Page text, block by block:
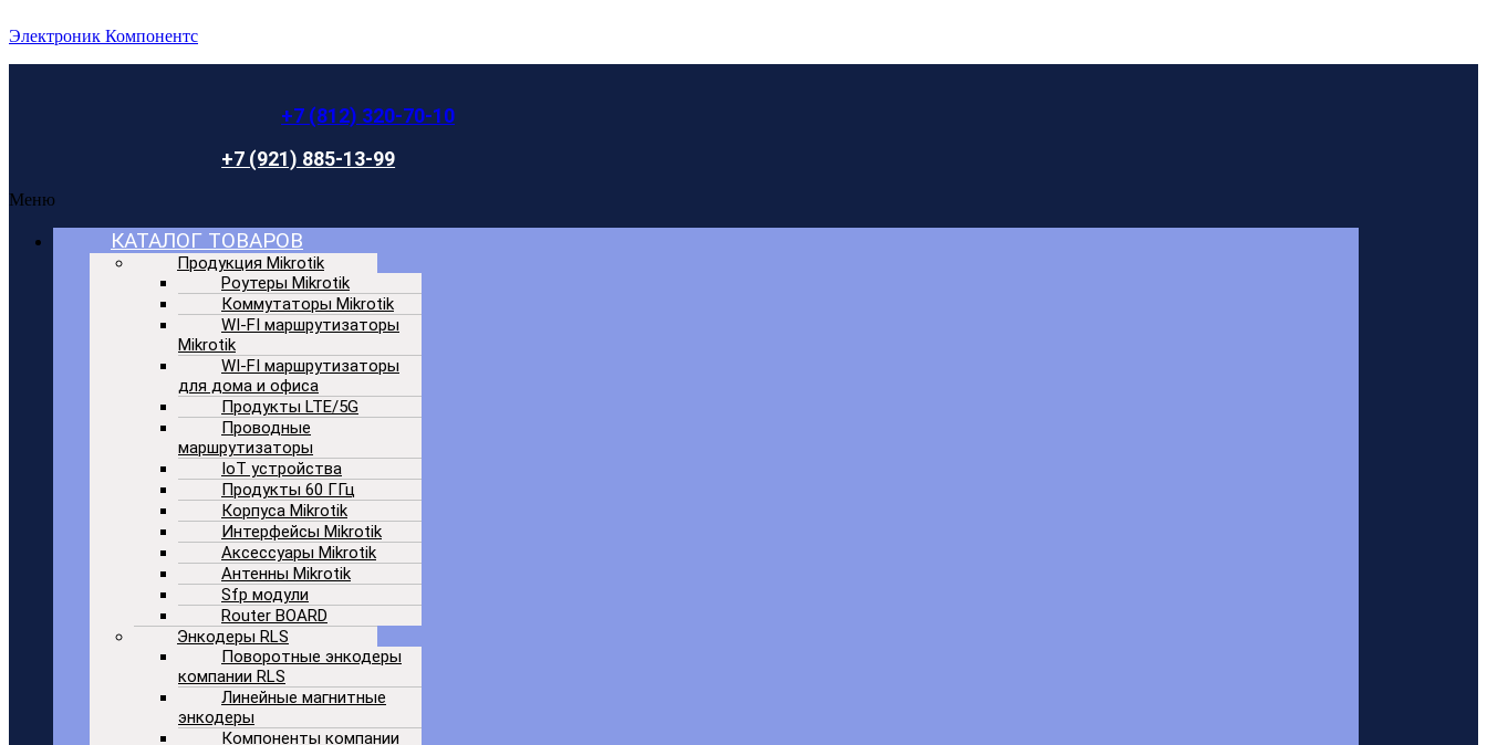
Электроник Компонентс
+7 (812) 320-70-10
+7 (921) 885-13-99
Меню
КАТАЛОГ ТОВАРОВ
Продукция Mikrotik
Роутеры Mikrotik
Коммутаторы Mikrotik
WI-FI маршрутизаторы
Mikrotik
WI-FI маршрутизаторы
для дома и офиса
Продукты LTE/5G
Проводные
маршрутизаторы
IoT устройства
Продукты 60 ГГц
Корпуса Mikrotik
Интерфейсы Mikrotik
Аксессуары Mikrotik
Антенны Mikrotik
Sfp модули
Router BOARD
Энкодеры RLS
Поворотные энкодеры
компании RLS
Линейные магнитные
энкодеры
Компоненты компании